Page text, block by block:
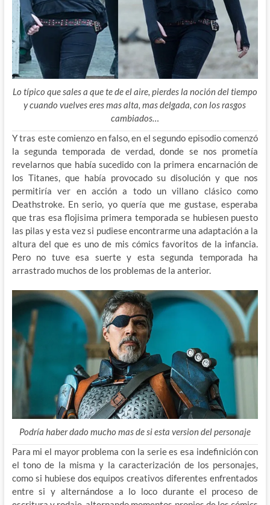
Lo típico que sales a que te de el aire, pierdes la noción del tiempo
y cuando vuelves eres mas alta, mas delgada, con los rasgos
cambiados…
Y tras este comienzo en falso, en el segundo episodio comenzó
la segunda temporada de verdad, donde se nos prometía
revelarnos que había sucedido con la primera encarnación de
los Titanes, que había provocado su disolución y que nos
permitiría ver en acción a todo un villano clásico como
Deathstroke. En serio, yo quería que me gustase, esperaba
que tras esa flojisima primera temporada se hubiesen puesto
las pilas y esta vez si pudiese encontrarme una adaptación a la
altura del que es uno de mis cómics favoritos de la infancia.
Pero no tuve esa suerte y esta segunda temporada ha
arrastrado muchos de los problemas de la anterior.
Podría haber dado mucho mas de si esta version del personaje
Para mi el mayor problema con la serie es esa indefinición con
el tono de la misma y la caracterización de los personajes,
como si hubiese dos equipos creativos diferentes enfrentados
entre si y alternándose a lo loco durante el proceso de